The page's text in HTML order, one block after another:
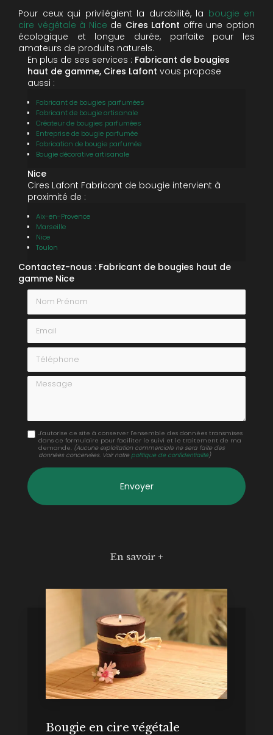
Pour ceux qui privilégient la durabilité, la bougie en
cire végétale à Nice de Cires Lafont offre une option
écologique et longue durée, parfaite pour les
amateurs de produits naturels.
En plus de ses services : Fabricant de bougies
haut de gamme, Cires Lafont vous propose
aussi :
Fabricant de bougies parfumées
Fabricant de bougie artisanale
Créateur de bougies parfumées
Entreprise de bougie parfumée
Fabrication de bougie parfumée
Bougie décorative artisanale
Nice
Cires Lafont Fabricant de bougie intervient à
proximité de :
Aix-en-Provence
Marseille
Nice
Toulon
Contactez-nous : Fabricant de bougies haut de
gamme Nice
Nom Prénom
Email
Téléphone
Message
J'autorise ce site à conserver l'ensemble des données transmises
dans ce formulaire pour faciliter le suivi et le traitement de ma
demande. (Aucune exploitation commerciale ne sera faite des
données concervées. Voir notre politique de confidentialité)
En savoir +
Bougie en cire végétale